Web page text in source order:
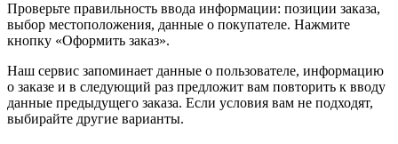
Проверьте правильность ввода информации: позиции заказа,
выбор местоположения, данные о покупателе. Нажмите
кнопку «Оформить заказ».
Наш сервис запоминает данные о пользователе, информацию
о заказе и в следующий раз предложит вам повторить к вводу
данные предыдущего заказа. Если условия вам не подходят,
выбирайте другие варианты.